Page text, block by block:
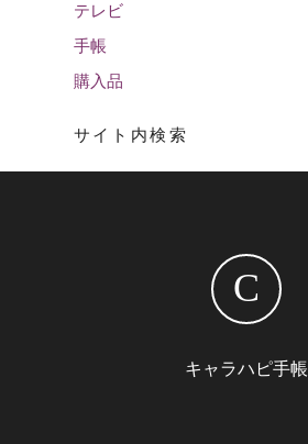
テレビ
手帳
購入品
サイト内検索
C
キャラハピ手帳